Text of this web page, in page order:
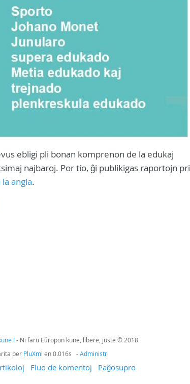
ebligi pli bonan komprenon de la edukaj
najbaroj. Por tio, ĝi publikigas raportojn pri
angla.
!- Ni faru Eŭropon kune, libere, juste © 2018
per PluXml en 0.016s -Administri
Fluo de komentoj Paĝosupro